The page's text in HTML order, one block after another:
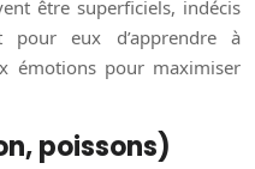
être superficiels, indécis
eux d’apprendre à
émotions pour maximiser
poissons)